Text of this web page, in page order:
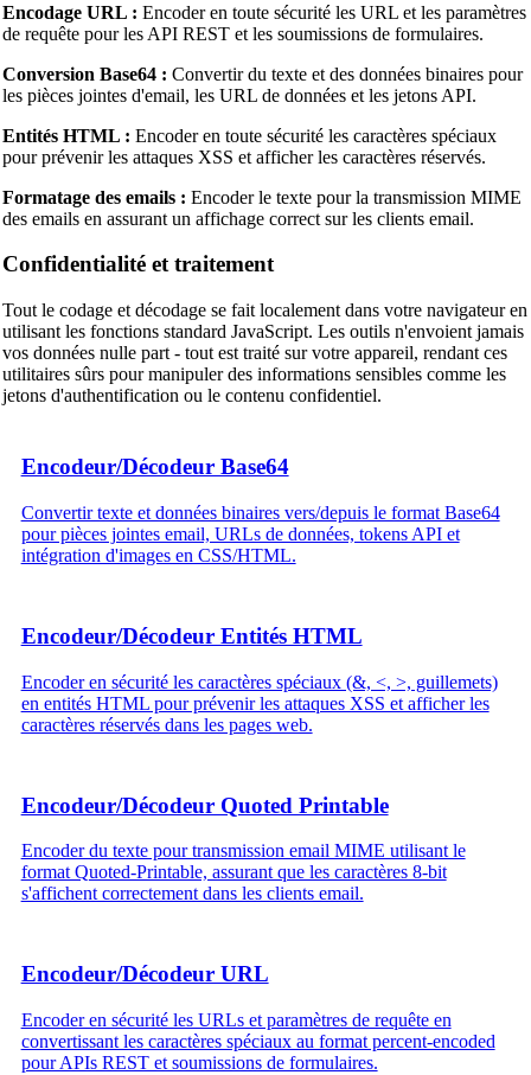
Encodage URL : Encoder en toute sécurité les URL et les paramètres
de requête pour les API REST et les soumissions de formulaires.
Conversion Base64 : Convertir du texte et des données binaires pour
les pièces jointes d'email, les URL de données et les jetons API.
Entités HTML : Encoder en toute sécurité les caractères spéciaux
pour prévenir les attaques XSS et afficher les caractères réservés.
Formatage des emails : Encoder le texte pour la transmission MIME
des emails en assurant un affichage correct sur les clients email.
Confidentialité et traitement
Tout le codage et décodage se fait localement dans votre navigateur en
utilisant les fonctions standard JavaScript. Les outils n'envoient jamais
vos données nulle part - tout est traité sur votre appareil, rendant ces
utilitaires sûrs pour manipuler des informations sensibles comme les
jetons d'authentification ou le contenu confidentiel.
Encodeur/Décodeur Base64
Convertir texte et données binaires vers/depuis le format Base64
pour pièces jointes email, URLs de données, tokens API et
intégration d'images en CSS/HTML.
Encodeur/Décodeur Entités HTML
Encoder en sécurité les caractères spéciaux (&, <, >, guillemets)
en entités HTML pour prévenir les attaques XSS et afficher les
caractères réservés dans les pages web.
Encodeur/Décodeur Quoted Printable
Encoder du texte pour transmission email MIME utilisant le
format Quoted-Printable, assurant que les caractères 8-bit
s'affichent correctement dans les clients email.
Encodeur/Décodeur URL
Encoder en sécurité les URLs et paramètres de requête en
convertissant les caractères spéciaux au format percent-encoded
pour APIs REST et soumissions de formulaires.